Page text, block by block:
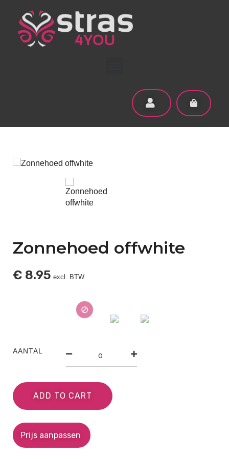
Zonnehoed offwhite
€ 8.95 excl. BTW
AANTAL
ADD TO CART
Prijs aanpassen